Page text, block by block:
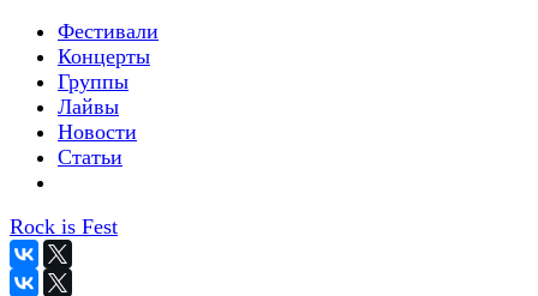
Фестивали
Концерты
Группы
Лайвы
Новости
Статьи
Rock is Fest